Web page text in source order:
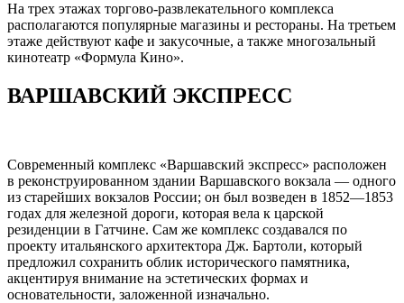
На трех этажах торгово-развлекательного комплекса
располагаются популярные магазины и рестораны. На третьем
этаже действуют кафе и закусочные, а также многозальный
кинотеатр «Формула Кино».
ВАРШАВСКИЙ ЭКСПРЕСС
Современный комплекс «Варшавский экспресс» расположен
в реконструированном здании Варшавского вокзала — одного
из старейших вокзалов России; он был возведен в 1852—1853
годах для железной дороги, которая вела к царской
резиденции в Гатчине. Сам же комплекс создавался по
проекту итальянского архитектора Дж. Бартоли, который
предложил сохранить облик исторического памятника,
акцентируя внимание на эстетических формах и
основательности, заложенной изначально.